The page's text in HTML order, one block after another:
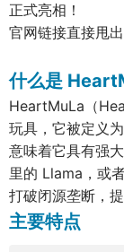
正式亮相！
官网链接直接甩出
什么是
HeartMuLa（
玩具，它被定义
意味着它具有强
里的 Llama，或
打破闭源垄断，
主要特点